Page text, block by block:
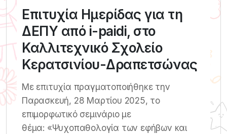
Επιτυχία Ημερίδας για τη
ΔΕΠΥ από i-paidi, στο
Καλλιτεχνικό Σχολείο
Κερατσινίου-Δραπετσώνας
Με επιτυχία πραγματοποιήθηκε την
Παρασκευή, 28 Μαρτίου 2025, το
επιμορφωτικό σεμινάριο με
θέμα: «Ψυχοπαθολογία των εφήβων και